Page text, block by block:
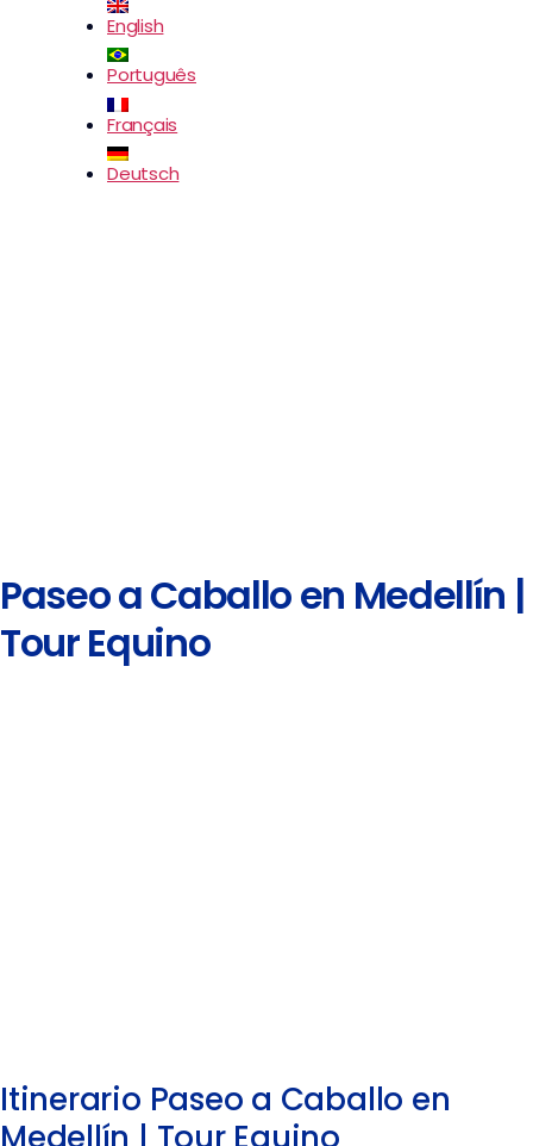
English
Português
Français
Deutsch
Paseo a Caballo en Medellín |
Tour Equino
Itinerario Paseo a Caballo en
Medellín | Tour Equino